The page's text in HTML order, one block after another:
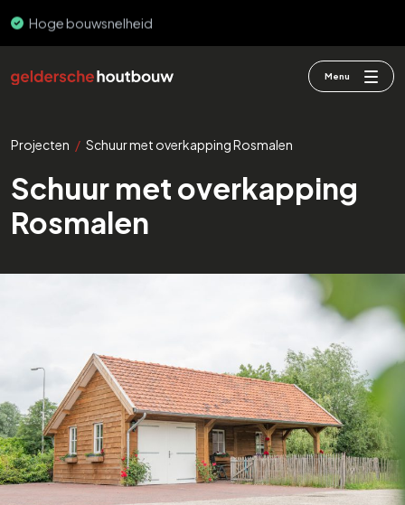
Hoge bouwsnelheid
PEFC & FSC
Menu
Projecten / Schuur met overkapping Rosmalen
Schuur met overkapping
Rosmalen